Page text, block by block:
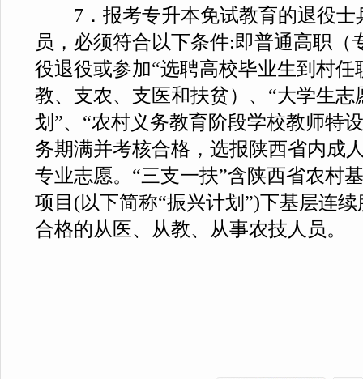
7．报考专升本免试教育的退役士
员，必须符合以下条件:即普通高职（
役退役或参加“选聘高校毕业生到村任
教、支农、支医和扶贫）、“大学生志
划”、“农村义务教育阶段学校教师特
务期满并考核合格，选报陕西省内成
专业志愿。“三支一扶”含陕西省农村
项目(以下简称“振兴计划”)下基层连
合格的从医、从教、从事农技人员。